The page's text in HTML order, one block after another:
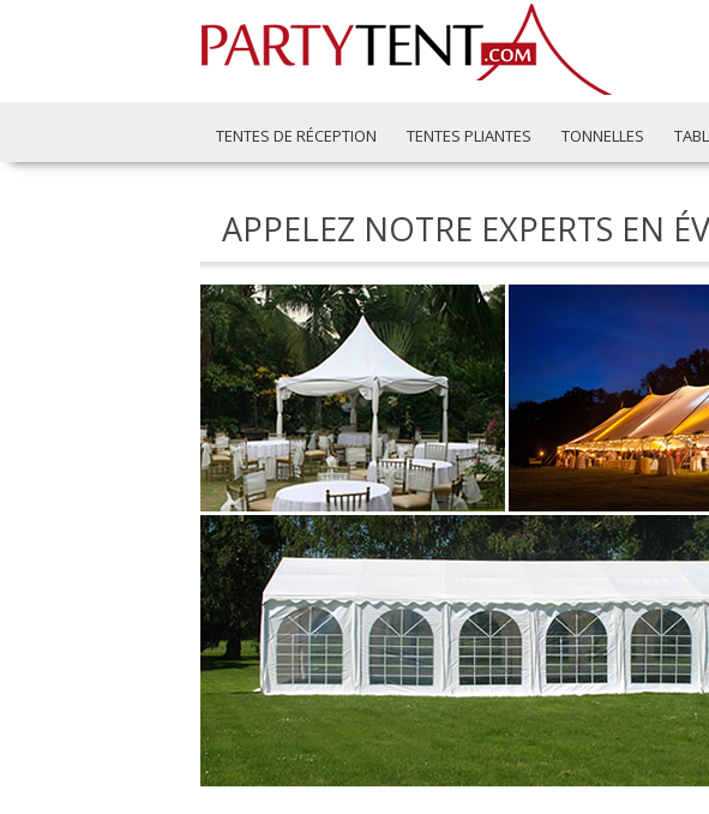
TENTES DE RÉCEPTION TENTES PLIANTES TONNELLES
APPELEZ NOTRE EXPERTS EN